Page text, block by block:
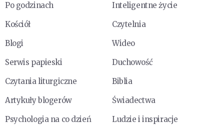
Po godzinach
Inteligentne życie
Kościół
Czytelnia
Blogi
Wideo
Serwis papieski
Duchowość
Czytania liturgiczne
Biblia
Artykuły blogerów
Świadectwa
Psychologia na co dzień
Ludzie i inspiracje